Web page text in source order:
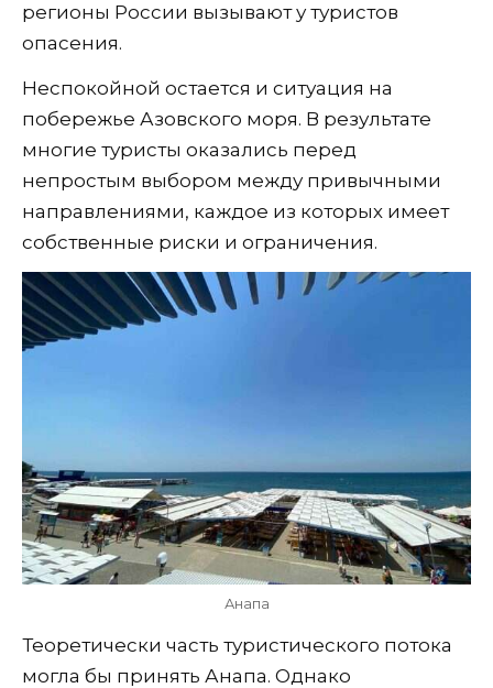
регионы России вызывают у туристов
опасения.
Неспокойной остается и ситуация на
побережье Азовского моря. В результате
многие туристы оказались перед
непростым выбором между привычными
направлениями, каждое из которых имеет
собственные риски и ограничения.
Анапа
Теоретически часть туристического потока
могла бы принять Анапа. Однако